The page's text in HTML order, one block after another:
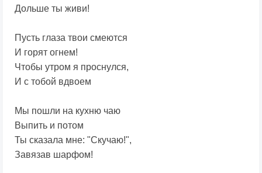
Дольше ты живи!
Пусть глаза твои смеются
И горят огнем!
Чтобы утром я проснулся,
И с тобой вдвоем
Мы пошли на кухню чаю
Выпить и потом
Ты сказала мне: "Скучаю!",
Завязав шарфом!